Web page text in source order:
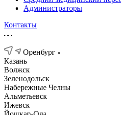
Администраторы
Контакты
Оренбург
Казань
Волжск
Зеленодольск
Набережные Челны
Альметьевск
Ижевск